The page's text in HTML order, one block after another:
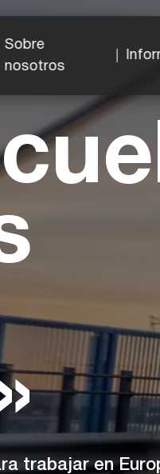
Sobre
nosotros
trabajar en